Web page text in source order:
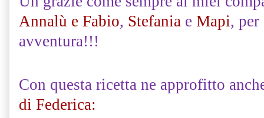
Annalù e Fabio, Stefania e Mapi, per
avventura!!!
Con questa ricetta ne approfitto
di Federica: